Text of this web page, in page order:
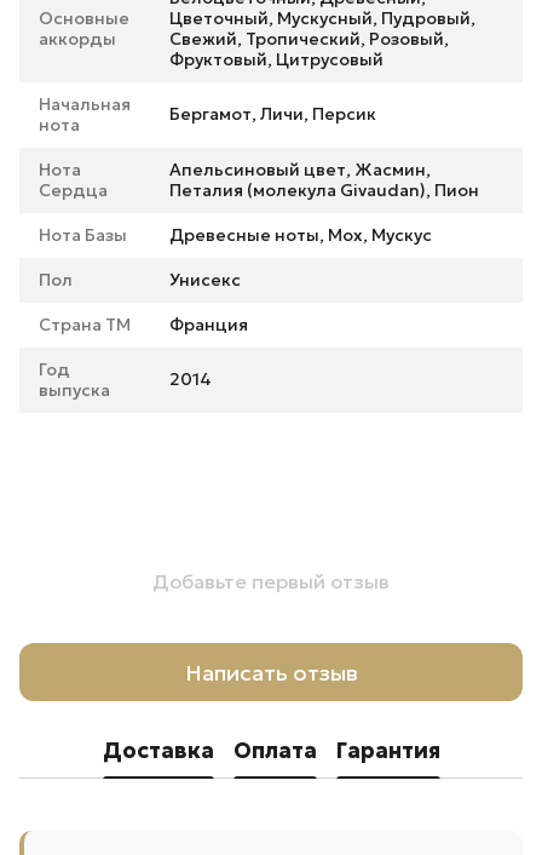
Основные
аккорды
Цветочный, Мускусный, Пудровый,
Свежий, Тропический, Розовый,
Фруктовый, Цитрусовый
Начальная
нота
Бергамот, Личи, Персик
Нота
Сердца
Апельсиновый цвет, Жасмин,
Петалия (молекула Givaudan), Пион
Нота Базы Древесные ноты, Мох, Мускус
Пол Унисекс
Страна ТМ Франция
Год
выпуска
2014
Добавьте первый отзыв
Написать отзыв
Доставка Оплата Гарантия